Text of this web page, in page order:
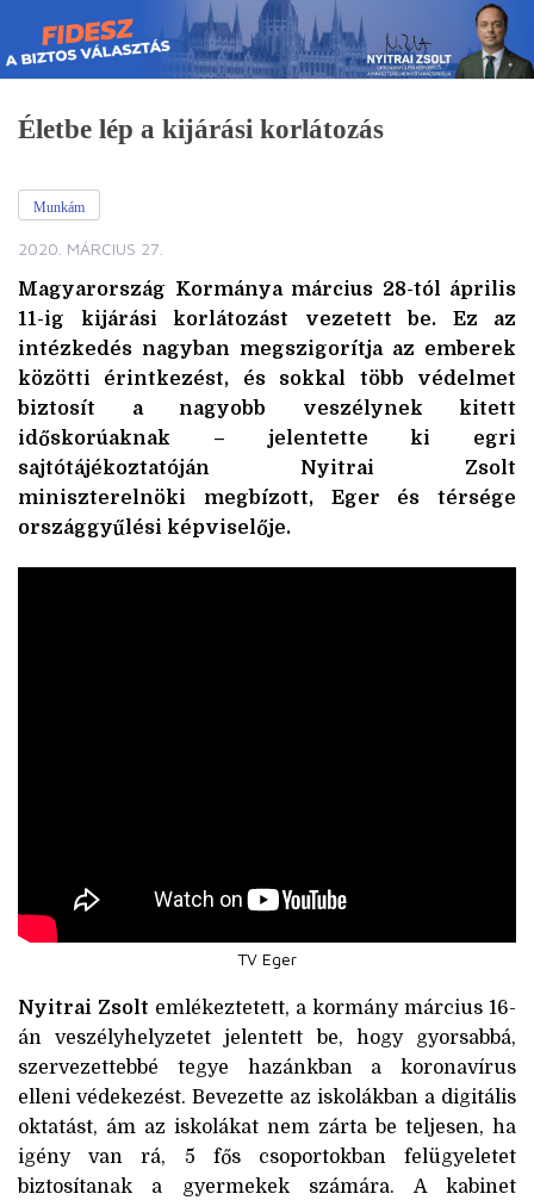
Skip
to
content
Életbe lép a kijárási korlátozás
Munkám
2020. MÁRCIUS 27.
Magyarország Kormánya március 28-tól április
11-ig kijárási korlátozást vezetett be. Ez az
intézkedés nagyban megszigorítja az emberek
közötti érintkezést, és sokkal több védelmet
biztosít a nagyobb veszélynek kitett
időskorúaknak – jelentette ki egri
sajtótájékoztatóján Nyitrai Zsolt
miniszterelnöki megbízott, Eger és térsége
országgyűlési képviselője.
TV Eger
Nyitrai Zsolt emlékeztetett, a kormány március 16-
án veszélyhelyzetet jelentett be, hogy gyorsabbá,
szervezettebbé tegye hazánkban a koronavírus
elleni védekezést. Bevezette az iskolákban a digitális
oktatást, ám az iskolákat nem zárta be teljesen, ha
igény van rá, 5 fős csoportokban felügyeletet
biztosítanak a gyermekek számára. A kabinet